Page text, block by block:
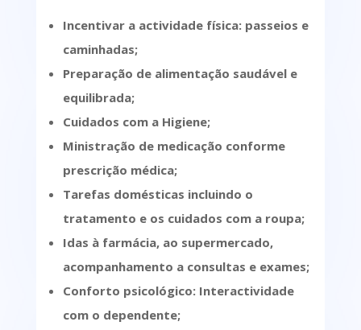
Incentivar a actividade física: passeios e
caminhadas;
Preparação de alimentação saudável e
equilibrada;
Cuidados com a Higiene;
Ministração de medicação conforme
prescrição médica;
Tarefas domésticas incluindo o
tratamento e os cuidados com a roupa;
Idas à farmácia, ao supermercado,
acompanhamento a consultas e exames;
Conforto psicológico: Interactividade
com o dependente;